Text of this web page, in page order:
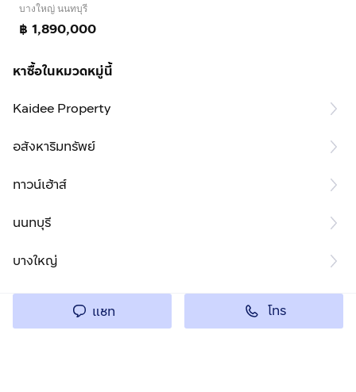
บางใหญ่ นนทบุรี
฿ 1,890,000
หาซื้อในหมวดหมู่นี้
Kaidee Property
อสังหาริมทรัพย์
ทาวน์เฮ้าส์
นนทบุรี
บางใหญ่
แชท โทร